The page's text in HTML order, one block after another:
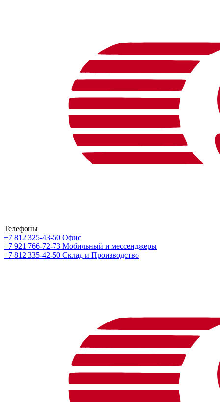
Телефоны
+7 812 325-43-50 Офис
+7 921 766-72-73 Мобильный и мессенджеры
+7 812 335-42-50 Склад и Производство